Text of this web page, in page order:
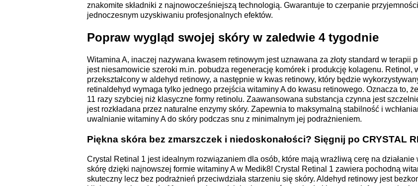
znakomite składniki z najnowocześniejszą technologią. Gwarantuje to czerpanie
jednoczesnym uzyskiwaniu profesjonalnych efektów.
Popraw wygląd swojej skóry w zaledwie 4 tygodnie
Witamina A, inaczej nazywana kwasem retinowym jest uznawana za złoty standard w terapii
jest niesamowicie szeroki m.in. pobudza regenerację komórek i produkcję kolagenu. Retinol,
przekształcony w aldehyd retinowy, a następnie w kwas retinowy, który będzie
retinaldehyd wymaga tylko jednego przejścia witaminy A do kwasu retinowego. Oznacza to,
11 razy szybciej niż klasyczne formy retinolu. Zaawansowana substancja czynna jest
jest rozkładana przez naturalne enzymy skóry. Zapewnia to maksymalną stabilność i
uwalnianie witaminy A do skóry podczas snu z minimalnym jej podrażnieniem.
Piękna skóra bez zmarszczek i niedoskonałości? Sięgnij po CRYSTAL
Crystal Retinal 1 jest idealnym rozwiązaniem dla osób, które mają wrażliwą cerę na działanie
skórę dzięki najnowszej formie witaminy A w Medik8! Crystal Retinal 1 zawiera pochodną
skuteczny lecz bez podrażnień przeciwdziała starzeniu się skóry. Aldehyd retinowy jest